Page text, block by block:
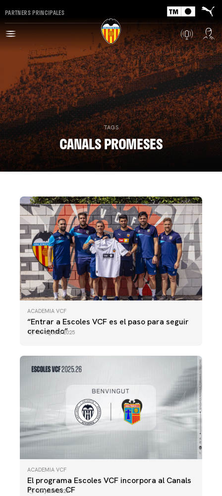
PARTNERS PRINCIPALES
TAGS
CANALS PROMESES
ACADEMIA VCF
“Entrar a Escoles VCF es el paso para seguir
creciendo”
07 agosto 2025
ACADEMIA VCF
El programa Escoles VCF incorpora al Canals
Promeses CF
17 julio 2025